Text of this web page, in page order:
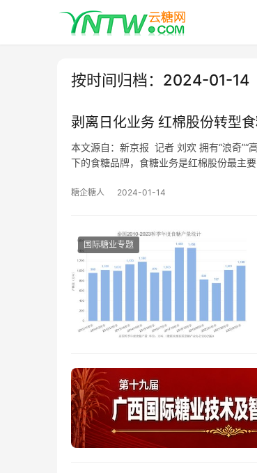
按时间归档：2024-01-14
剥离日化业务 红棉股份转型
本文源自：新京报 记者 刘欢 拥有“浪奇”“
下的食糖品牌，食糖业务是红棉股份最主
糖企糖人 2024-01-14
国际糖业专题